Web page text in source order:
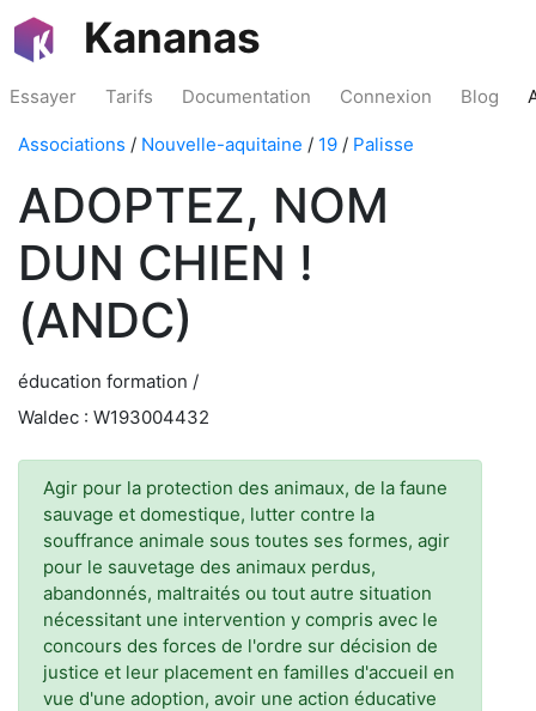
Kananas
Essayer Tarifs Documentation Connexion Blog
Associations / Nouvelle-aquitaine / 19 / Palisse
ADOPTEZ, NOM
DUN CHIEN !
(ANDC)
éducation formation /
Waldec : W193004432
Agir pour la protection des animaux, de la faune
sauvage et domestique, lutter contre la
souffrance animale sous toutes ses formes, agir
pour le sauvetage des animaux perdus,
abandonnés, maltraités ou tout autre situation
nécessitant une intervention y compris avec le
concours des forces de l'ordre sur décision de
justice et leur placement en familles d'accueil en
vue d'une adoption, avoir une action éducative